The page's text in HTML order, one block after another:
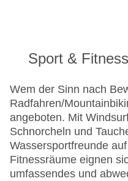
Sport & Fitness
Wem der Sinn nach
Radfahren/
angeboten. Mit
Schnorcheln und
Wassersportfreunde
Fitnessräume eignen
umfassendes und